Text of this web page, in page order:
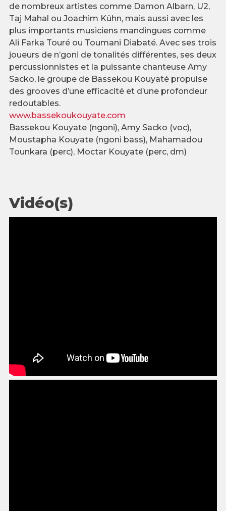
de nombreux artistes comme Damon Albarn, U2,
Taj Mahal ou Joachim Kühn, mais aussi avec les
plus importants musiciens mandingues comme
Ali Farka Touré ou Toumani Diabaté. Avec ses trois
joueurs de n’goni de tonalités différentes, ses deux
percussionnistes et la puissante chanteuse Amy
Sacko, le groupe de Bassekou Kouyaté propulse
des grooves d’une efficacité et d’une profondeur
redoutables.
www.bassekoukouyate.com
Bassekou Kouyate (ngoni), Amy Sacko (voc),
Moustapha Kouyate (ngoni bass), Mahamadou
Tounkara (perc), Moctar Kouyate (perc, dm)
Vidéo(s)